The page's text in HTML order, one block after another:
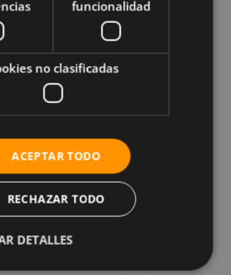
esenciales (20 gramos)
en 7 sujetos jóvenes (edad
y en 6 sujetos mayores (edad
Ambos grupos completaron 8
de extensión de rodillas
entre series. Después,
metabólicos como las biopsias
en los sujetos, revelaron que
sus ratios de
de una a 6 horas después
que los sujetos
funcionalidad
no clasificadas
ACEPTAR TODO
RECHAZAR TODO
DETALLES